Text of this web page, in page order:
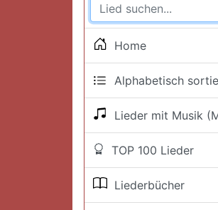
Home
Alphabetisch
Lieder mit Musik
TOP 100 Lieder
Liederbücher